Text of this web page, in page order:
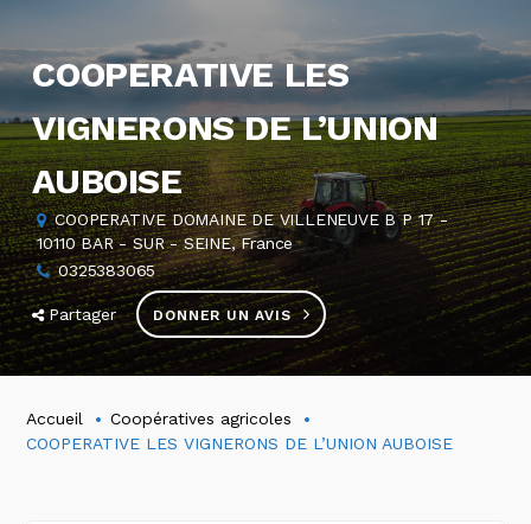
COOPERATIVE LES
VIGNERONS DE L’UNION
AUBOISE
COOPERATIVE DOMAINE DE VILLENEUVE B P 17 -
10110 BAR - SUR - SEINE, France
0325383065
Partager DONNER UN AVIS
Accueil
Coopératives agricoles
COOPERATIVE LES VIGNERONS DE L’UNION AUBOISE